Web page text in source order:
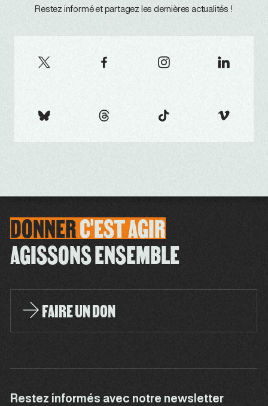
Restez informé et partagez les dernières actualités !
DONNERC'ESTAGIR
AGISSONS ENSEMBLE
FAIRE UN DON
Restez informés avec notre newsletter